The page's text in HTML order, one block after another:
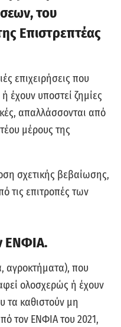
του
Επιστρεπτέας
επιχειρήσεις που
έχουν υποστεί ζημίες
απαλλάσσονται από
μέρους της
σχετικής βεβαίωσης,
τις επιτροπές των
ΕΝΦΙΑ.
αγροκτήματα), που
ολοσχερώς ή έχουν
τα καθιστούν μη
τον ΕΝΦΙΑ του 2021,